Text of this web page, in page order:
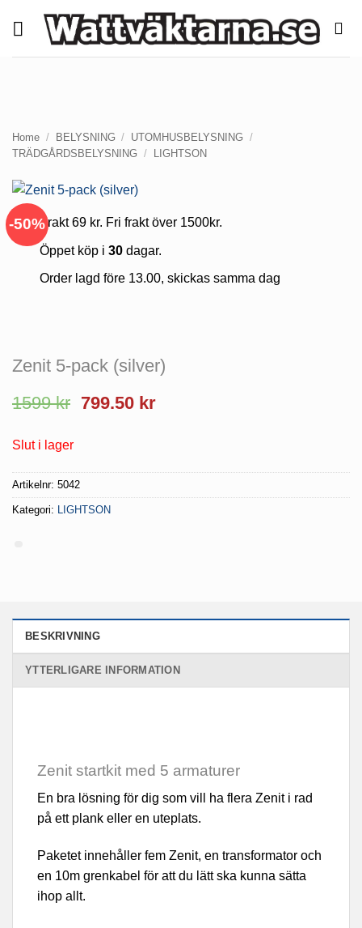
Home / BELYSNING / UTOMHUSBELYSNING
/
TRÄDGÅRDSBELYSNING / LIGHTSON
-50%Frakt 69 kr. Fri frakt över 1500kr.
Öppet köp i 30dagar.
Order lagd före 13.00, skickas samma dag
Zenit 5-pack (silver)
1599kr Det
1599 kr.
799.50 krDet
799.50 kr.
Slut i lager
Artikelnr: 5042
Kategori: LIGHTSON
BESKRIVNING
YTTERLIGARE INFORMATION
Zenit startkit med 5 armaturer
En bra lösning för dig som vill ha flera Zenit i rad
på ett plank eller en uteplats.
Paketet innehåller fem Zenit, en transformator och
en 10m grenkabel för att du lätt ska kunna sätta
ihop allt.